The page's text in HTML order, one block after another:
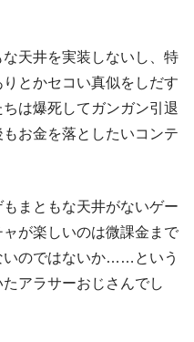
天井を実装しないし、特
とかセコい真似をしだす
は爆死してガンガン引退
お金を落としたいコンテ
まともな天井がないゲー
が楽しいのは微課金まで
いのではないか……という
アラサーおじさんでし